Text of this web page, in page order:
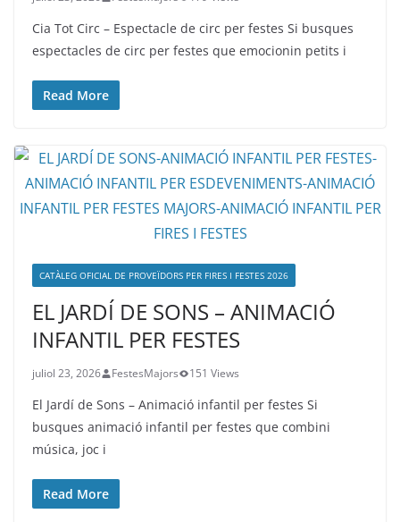
Cia Tot Circ – Espectacle de circ per festes Si busques
espectacles de circ per festes que emocionin petits i
Read More
CATÀLEG OFICIAL DE PROVEÏDORS PER FIRES I FESTES 2026
EL JARDÍ DE SONS – ANIMACIÓ
INFANTIL PER FESTES
juliol 23, 2026 FestesMajors 151 Views
El Jardí de Sons – Animació infantil per festes Si
busques animació infantil per festes que combini
música, joc i
Read More